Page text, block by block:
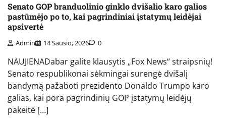
Senato GOP branduolinio ginklo dvišalio karo galios
pastūmėjo po to, kai pagrindiniai įstatymų leidėjai
apsivertė
Admin 14 Sausio, 2026 0
NAUJIENADabar galite klausytis „Fox News“ straipsnių!
Senato respublikonai sėkmingai surengė dvišalį
bandymą pažaboti prezidento Donaldo Trumpo karo
galias, kai pora pagrindinių GOP įstatymų leidėjų
pakeitė […]